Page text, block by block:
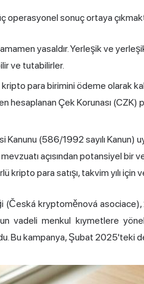
operasyonel sonuç ortaya
yasaldır. Yerleşik ve
ve tutabilirler.
para birimini ödeme olarak
hesaplanan Çek Korunası (CZK)
Kanunu (586/1992 sayılı Kanun)
açısından potansiyel bir
kripto para satışı, takvim yılı için
(Česká kryptoměnová
vadeli menkul kıymetlere
Bu kampanya, Şubat 2025'teki